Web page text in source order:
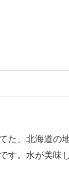
た、北海道の
す。水が美味